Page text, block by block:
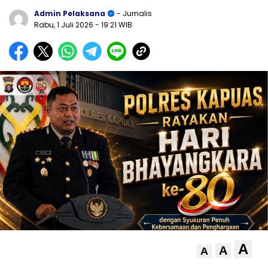
Admin Pelaksana
- Jurnalis
Rabu, 1 Juli 2026 - 19:21 WIB
A A A